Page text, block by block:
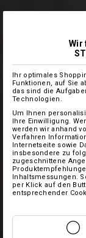
Wir
Ihr optimales
Funktionen, auf Sie
das sind die
Technologien.
Um Ihnen
Ihre Einwilligung.
werden wir anhand
Verfahren
Internetseite sowie
insbesondere zu
zugeschnittene
Inhaltsmessungen.
per Klick auf den
entsprechender